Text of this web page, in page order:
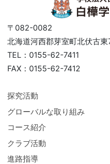
〒082-0082
北海道河西郡芽室町北伏古東
TEL：0155-62-7411
FAX：0155-62-7412
探究活動
グローバルな取り組み
コース紹介
クラブ活動
進路指導